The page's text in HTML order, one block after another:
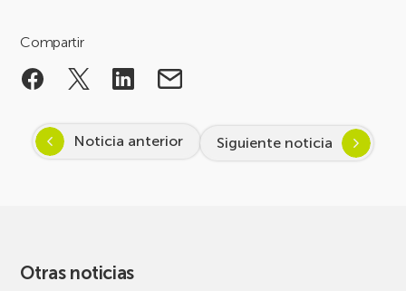
Compartir
Noticia anterior Siguiente noticia
Otras noticias